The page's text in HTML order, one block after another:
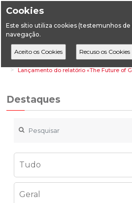
Cookies
Este sítio utiliza cookies (testemunhos de
navegação.
HomeDestaques
Geologia
Lançamento do relatório «The Future of
Destaques
Tudo
Geral